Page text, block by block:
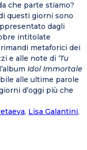
che parte stiamo?
questi giorni sono
dagli
intitolate
rimandi metaforici dei
e alle note di ‘Tu
Idol Immortale
alle ultime parole
d’oggi più che
, Lisa Galantini,